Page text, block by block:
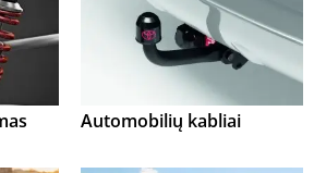
Automobilių kabliai